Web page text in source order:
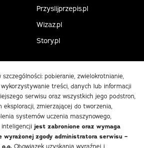
Przyslijprzepis.pl
Wizaz.pl
Story.pl
szczególności: pobieranie, zwielokrotnianie,
treści, danych lub informacji
serwisu oraz wszystkich jego podstron,
eksploracji, zmierzającej do tworzenia,
systemów uczenia maszynowego,
jest zabronione oraz wymaga
wyrażonej zgody administratora serwisu –
Obowiązek uzyskania wyraźnej i